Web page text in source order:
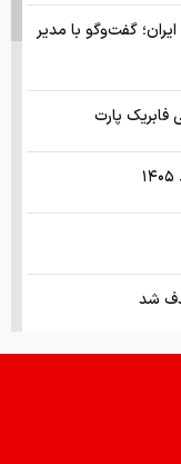
گفت‌وگو با مدیر
فابریک پارت
شد
اسرائیل: با